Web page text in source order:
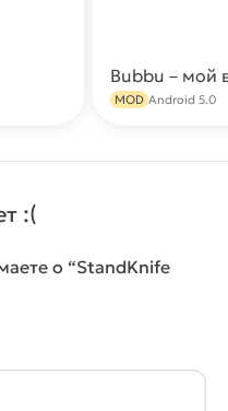
MOD Android 5.0
:(
о “StandKnife